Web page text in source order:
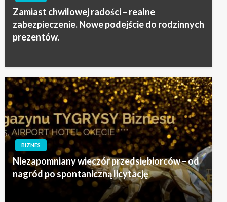
Zamiast chwilowej radości – realne
zabezpieczenie. Nowe podejście do rodzinnych
prezentów.
BIZNES
Niezapomniany wieczór przedsiębiorców – od
nagród po spontaniczną licytację